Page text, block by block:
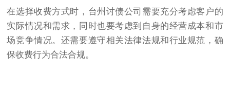
在选择收费方式时，台州讨债公司需要充分考虑客户的
实际情况和需求，同时也要考虑到自身的经营成本和市
场竞争情况。还需要遵守相关法律法规和行业规范，确
保收费行为合法合规。